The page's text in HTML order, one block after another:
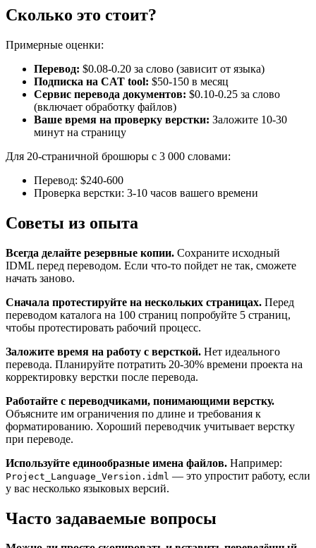
Сколько это стоит?
Примерные оценки:
Перевод: $0.08-0.20 за слово (зависит от языка)
Подписка на CAT tool: $50-150 в месяц
Сервис перевода документов: $0.10-0.25 за слово
(включает обработку файлов)
Ваше время на проверку верстки: Заложите 10-30
минут на страницу
Для 20-страничной брошюры с 3 000 словами:
Перевод: $240-600
Проверка верстки: 3-10 часов вашего времени
Советы из опыта
Всегда делайте резервные копии. Сохраните исходный
IDML перед переводом. Если что-то пойдет не так, сможете
начать заново.
Сначала протестируйте на нескольких страницах. Перед
переводом каталога на 100 страниц попробуйте 5 страниц,
чтобы протестировать рабочий процесс.
Заложите время на работу с версткой. Нет идеального
перевода. Планируйте потратить 20-30% времени проекта на
корректировку верстки после перевода.
Работайте с переводчиками, понимающими верстку.
Объясните им ограничения по длине и требования к
форматированию. Хороший переводчик учитывает верстку
при переводе.
Используйте единообразные имена файлов. Например:
Project_Language_Version.idml — это упростит работу, если
у вас несколько языковых версий.
Часто задаваемые вопросы